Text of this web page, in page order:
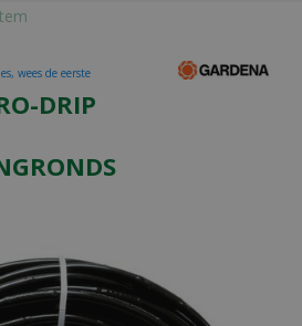
DRIP
wees de eerste